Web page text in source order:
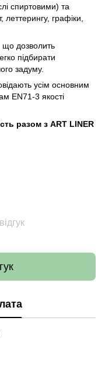
спиртовими) та
леттерингу, графіки,
, що дозволить
підбирати
задуму.
усім основним
EN71-3 якості
разом з ART LINER